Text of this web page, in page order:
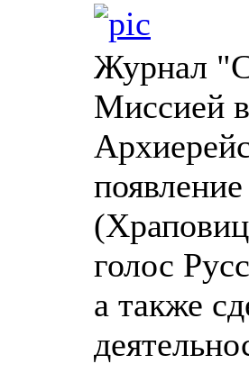
Журнал
Миссией
голос
а также